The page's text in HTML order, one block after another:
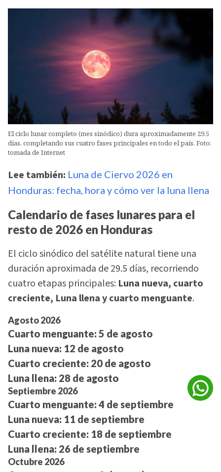
El ciclo lunar completo (mes sinódico) dura aproximadamente 29.5
días, completando sus cuatro fases principales en todo el país. Foto:
tomada de Internet
Lee también: Luna de Ciervo 2026 en
Honduras: fecha, hora y cómo ver la luna llena
Calendario de fases lunares para el
resto de 2026 en Honduras
El ciclo sinódico del satélite natural tiene una
duración aproximada de 29.5 días, recorriendo
cuatro etapas principales: Luna nueva, cuarto
creciente, Luna llena y cuarto menguante.
Agosto 2026
Cuarto menguante: 5 de agosto
Luna nueva: 12 de agosto
Cuarto creciente: 20 de agosto
Luna llena: 28 de agosto
Septiembre 2026
Cuarto menguante: 4 de septiembre
Luna nueva: 11 de septiembre
Cuarto creciente: 18 de septiembre
Luna llena: 26 de septiembre
Octubre 2026